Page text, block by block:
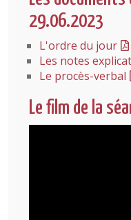
29.06.2023
L'ordre du jour
Les notes
Le procès-verbal
Le film de la